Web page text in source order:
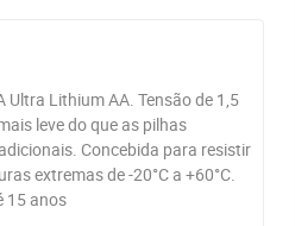
Ultra Lithium AA. Tensão de 1,5
leve do que as pilhas
Concebida para resistir
extremas de -20°C a +60°C.
15 anos